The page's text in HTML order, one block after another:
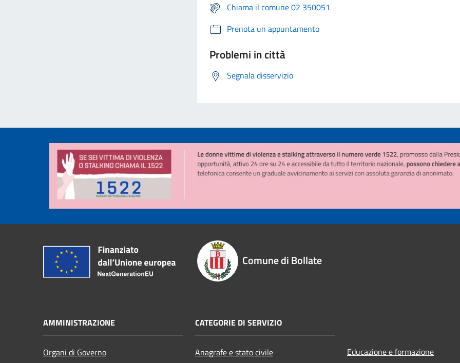
Chiama il comune 02 350051
Prenota un appuntamento
Problemi in città
Segnala disservizio
Comune di Bollate
AMMINISTRAZIONE
Organi di Governo
CATEGORIE DI SERVIZIO
Anagrafe e stato civile
Educazione e formazione